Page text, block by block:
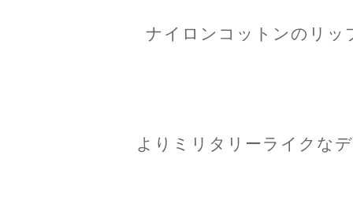
ナイロンコットンのリッ
よりミリタリーライクな